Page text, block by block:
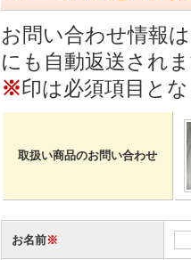
お問い合わせ情報
にも自動返送され
※印は必須項目と
取扱い商品のお問い合わせ
お名前※